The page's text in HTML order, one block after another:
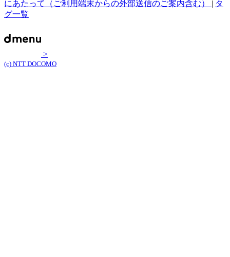
にあたって（ご利用端末からの外部送信のご案内含む） | タ
グ一覧
>
(c) NTT DOCOMO